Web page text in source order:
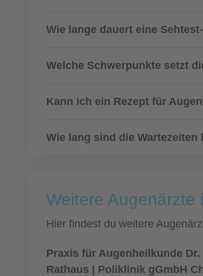
Wie lange dauert eine
Welche Schwerpunkte setzt
Kann ich ein Rezept für
Wie lang sind die
Weitere Augenärzte
Hier findest du weitere
Praxis für Augenheilkunde
Rathaus | Poliklinik gGmbH